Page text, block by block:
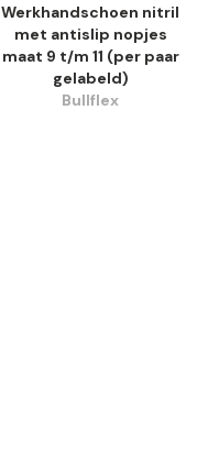
Werkhandschoen nitril
met antislip nopjes
maat 9 t/m 11 (per paar
gelabeld)
Bullflex